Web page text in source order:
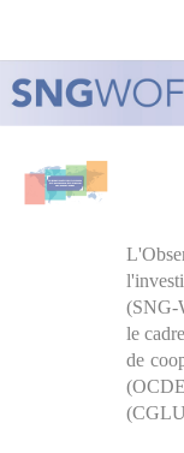
(SNG-
le
de